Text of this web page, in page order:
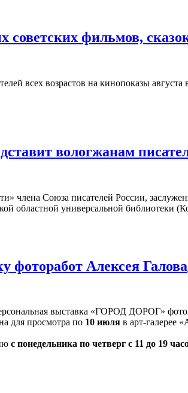
фильмов,
всех возрастов на кинопоказы
вологжанам
члена Союза писателей России,
областной универсальной библиотеки
фоторабот Алексея Галова
выставка «ГОРОД ДОРОГ»
для просмотра по 10 июля в арт-галерее
с понедельника по четверг с 11 до 19